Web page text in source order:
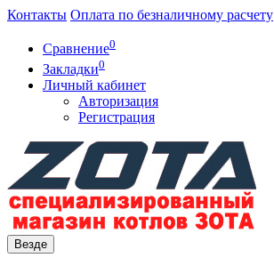
Контакты Оплата по безналичному расчету
Сравнение0
Закладки0
Личный кабинет
Авторизация
Регистрация
Везде